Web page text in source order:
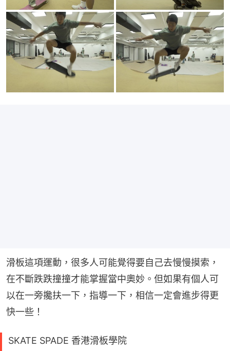
滑板這項運動，很多人可能覺得要自己去慢慢摸索，
在不斷跌跌撞撞才能掌握當中奧妙。但如果有個人可
以在一旁攙扶一下，指導一下，相信一定會進步得更
快一些！
SKATE SPADE 香港滑板學院